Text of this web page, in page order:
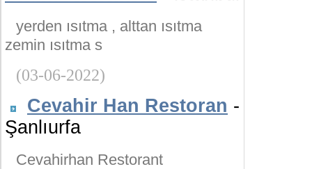
yerden ısıtma , alttan ısıtma
zemin ısıtma s
(03-06-2022)
Cevahir Han Restoran -
Şanlıurfa
Cevahirhan Restorant